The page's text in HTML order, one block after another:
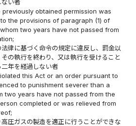
ない者
obtained permission was
the provisions of paragraph (1) of
two years have not passed from
律に基づく命令の規定に違反し、罰金以
その執行を終わり、又は執行を受けること
年を経過しない者
this Act or an order pursuant to
to punishment severer than a
two years have not passed from the
completed or was relieved from
圧ガスの製造を適正に行うことができな